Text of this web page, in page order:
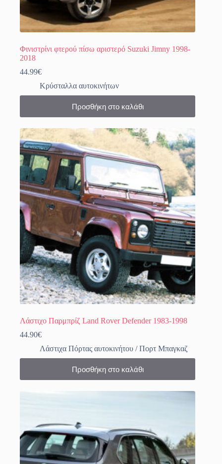
Φινιστρίνι φτερού πίσω αριστερό Suzuki Jimny 1998-
2018
44.99€
Κρύσταλλα αυτοκινήτων
Προσθήκη στο καλάθι
Λάστιχο Παρμπρίζ Land Rover Defender 1983-1998
44.90€
Λάστιχα Πόρτας αυτοκινήτου / Πορτ Μπαγκαζ
Προσθήκη στο καλάθι